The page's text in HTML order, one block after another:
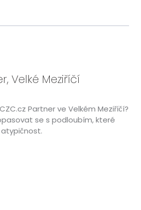
Velké Meziříčí
Partner ve Velkém Meziříčí?
se s podloubím, které